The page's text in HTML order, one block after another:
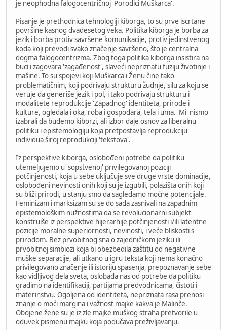
je neophodna falogocentričnoj 'Porodici Muškarca'.
Pisanje je prethodnica tehnologiji kiborga, to su prve iscrtane
površine kasnog dvadesetog veka. Politika kiborga je borba za
jezik i borba protiv savršene komunikacije, protiv jedinstvenog
koda koji prevodi svako značenje savršeno, što je centralna
dogma falogocentrizma. Zbog toga politika kiborga insistira na
buci i zagovara 'zagađenost', slaveći nepriznatu fuziju životinje i
mašine. To su spojevi koji Muškarca i Ženu čine tako
problematičnim, koji podrivaju strukturu žudnje, silu za koju se
veruje da generiše jezik i pol, i tako podrivaju strukturu i
modalitete reprodukcije 'Zapadnog' identiteta, prirode i
kulture, ogledala i oka, roba i gospodara, tela i uma. 'Mi' nismo
izabrali da budemo kiborzi, ali izbor daje osnov za liberalnu
politiku i epistemologiju koja pretpostavlja reprodukciju
individua široj reprodukciji 'tekstova'.
Iz perspektive kiborga, oslobođeni potrebe da politiku
utemeljujemo u 'sopstvenoj' privilegovanoj poziciji
potčinjenosti, koja u sebe uključuje sve druge vrste dominacije,
oslobođeni nevinosti onih koji su je izgubili, polazišta onih koji
su bliži prirodi, u stanju smo da sagledamo moćne potencijale.
Feminizam i marksizam su se do sada zasnivali na zapadnim
epistemološkim nužnostima da se revolucionarni subjekt
konstruiše iz perspektive hijerarhije potčinjenosti i/ili latentne
pozicije moralne superiornosti, nevinosti, i veće bliskosti s
prirodom. Bez prvobitnog sna o zajedničkom jeziku ili
prvobitnoj simbiozi koja bi obezbedila zaštitu od negativne
muške separacije, ali utkano u igru teksta koji nema konačno
privilegovano značenje ili istoriju spasenja, prepoznavanje sebe
kao vidljivog dela sveta, oslobađa nas od potrebe da politiku
gradimo na identifikaciji, partijama predvodnicama, čistoti i
materinstvu. Ogoljena od identiteta, nepriznata rasa prenosi
znanje o moći margina i važnost majke kakva je Malinče.
Obojene žene su je iz zle majke muškog straha pretvorile u
oduvek pismenu majku koja podučava preživljavanju.